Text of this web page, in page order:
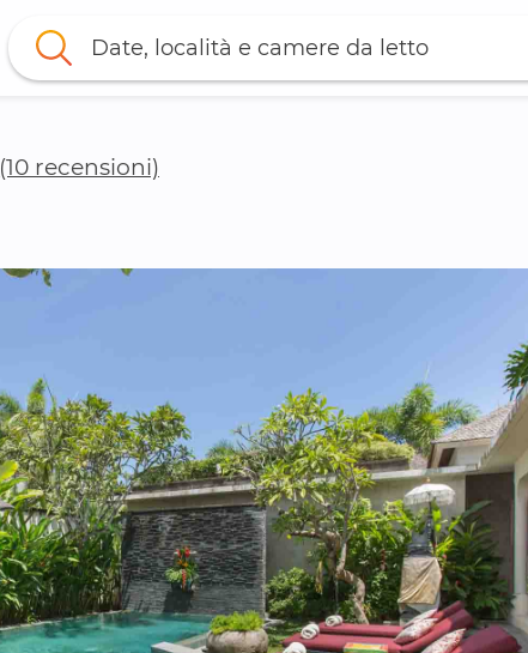
Date, località e camere da letto
(10 recensioni)